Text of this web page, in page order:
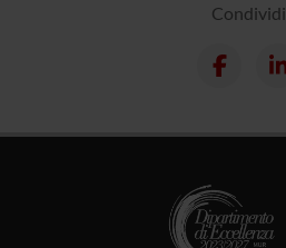
Condividi